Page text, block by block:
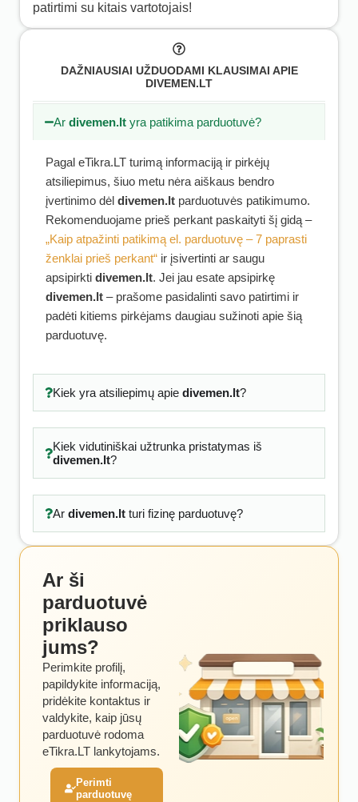
patirtimi su kitais vartotojais!
DAŽNIAUSIAI UŽDUODAMI KLAUSIMAI APIE
DIVEMEN.LT
Ardivemen.lt yra patikima parduotuvė?
Pagal eTikra.LT turimą informaciją ir pirkėjų
atsiliepimus, šiuo metu nėra aiškaus bendro
įvertinimo dėl divemen.lt parduotuvės patikimumo.
Rekomenduojame prieš perkant paskaityti šį gidą –
„Kaip atpažinti patikimą el. parduotuvę – 7 paprasti
ženklai prieš perkant“ ir įsivertinti ar saugu
apsipirkti divemen.lt. Jei jau esate apsipirkę
divemen.lt – prašome pasidalinti savo patirtimi ir
padėti kitiems pirkėjams daugiau sužinoti apie šią
parduotuvę.
Kiek yra atsiliepimų apie divemen.lt?
Kiek vidutiniškai užtrunka pristatymas iš
divemen.lt?
Ar divemen.ltturi fizinę parduotuvę?
Ar ši
parduotuvė
priklauso
jums?
Perimkite profilį,
papildykite informaciją,
pridėkite kontaktus ir
valdykite, kaip jūsų
parduotuvė rodoma
eTikra.LT lankytojams.
Perimti
parduotuvę